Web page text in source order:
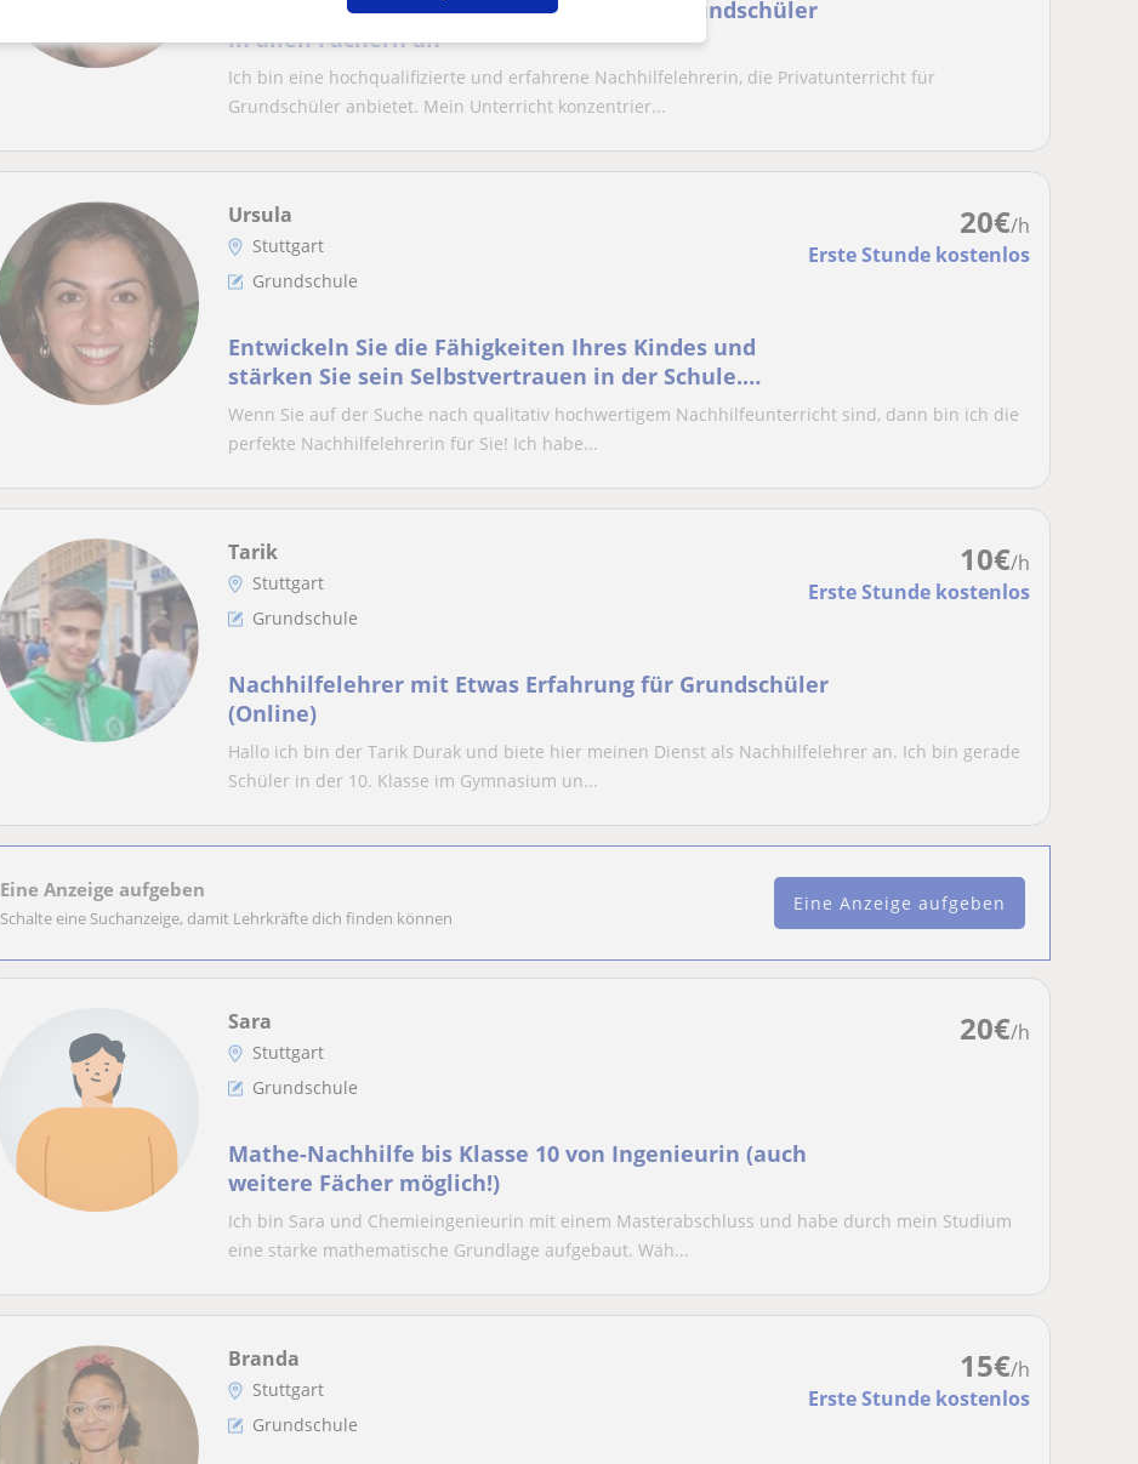
Lehrerin bietet Nachhilfeunterricht für Grundschüler
in allen Fächern an
Ich bin eine hochqualifizierte und erfahrene Nachhilfelehrerin, die Privatunterricht für
Grundschüler anbietet. Mein Unterricht konzentrier...
20€/h
Erste Stunde kostenlos
Ursula
Stuttgart
Grundschule
Entwickeln Sie die Fähigkeiten Ihres Kindes und
stärken Sie sein Selbstvertrauen in der Schule.
Nachhilfe für Grundschüler
Wenn Sie auf der Suche nach qualitativ hochwertigem Nachhilfeunterricht sind, dann bin ich die
perfekte Nachhilfelehrerin für Sie! Ich habe...
10€/h
Erste Stunde kostenlos
Tarik
Stuttgart
Grundschule
Nachhilfelehrer mit Etwas Erfahrung für Grundschüler
(Online)
Hallo ich bin der Tarik Durak und biete hier meinen Dienst als Nachhilfelehrer an. Ich bin gerade
Schüler in der 10. Klasse im Gymnasium un...
Eine Anzeige aufgeben
Schalte eine Suchanzeige, damit Lehrkräfte dich finden können
Eine Anzeige aufgeben
20€/h
Sara
Stuttgart
Grundschule
Mathe-Nachhilfe bis Klasse 10 von Ingenieurin (auch
weitere Fächer möglich!)
Ich bin Sara und Chemieingenieurin mit einem Masterabschluss und habe durch mein Studium
eine starke mathematische Grundlage aufgebaut. Wäh...
15€/h
Erste Stunde kostenlos
Branda
Stuttgart
Grundschule